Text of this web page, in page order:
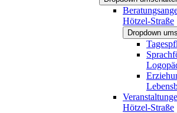
Hötzel-Straße
Dropdown
Hötzel-Straße